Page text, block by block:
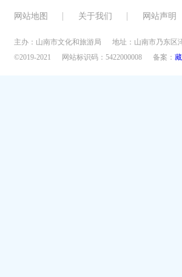
网站地图 关于我们 网站声明
主办：山南市文化和旅游局 地址：山南市乃东区
©2019-2021
网站标识码：5422000008 备案：